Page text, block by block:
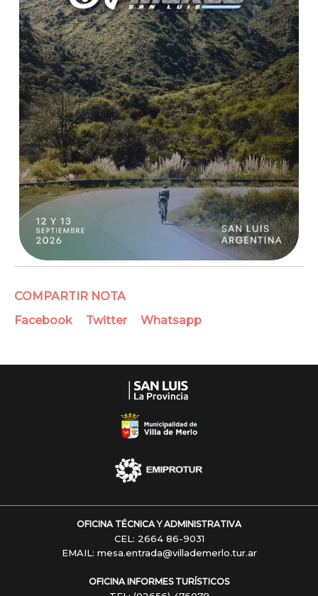
COMPARTIR NOTA
Facebook
Twitter Whatsapp
OFICINA TÉCNICA Y ADMINISTRATIVA
CEL: 2664 86-9031
EMAIL: mesa.entrada@villademerlo.tur.ar
OFICINA INFORMES TURÍSTICOS